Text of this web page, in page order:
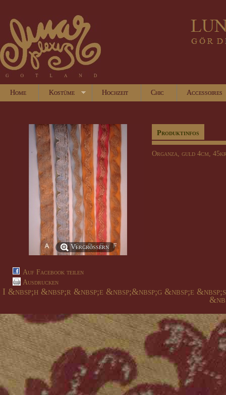
Home Kostüme Hochzeit Chic Accessoires
Vergrößern
Auf Facebook teilen
Ausdrucken
Produktinfos
Organza, guld 4cm,
I &nbsp;h &nbsp;r &nbsp;e &nbsp;&nbsp;g &nbsp;e